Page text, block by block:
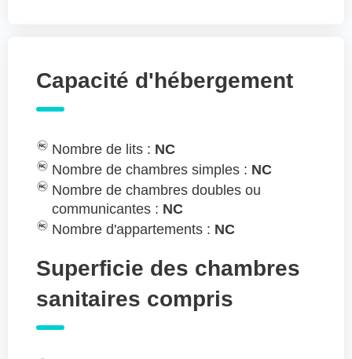
Capacité d'hébergement
Nombre de lits : NC
Nombre de chambres simples : NC
Nombre de chambres doubles ou
communicantes : NC
Nombre d'appartements : NC
Superficie des chambres
sanitaires compris